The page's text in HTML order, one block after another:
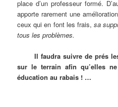
place d’un professeur formé.
apporte rarement une
ceux qui en font les frais, sa
tous les problèmes.
Il faudra suivre de prés les
sur le terrain afin qu’elles
éducation au rabais ! …